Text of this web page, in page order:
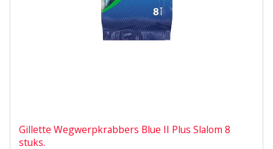
Gillette Wegwerpkrabbers Blue II Plus Slalom 8
stuks.